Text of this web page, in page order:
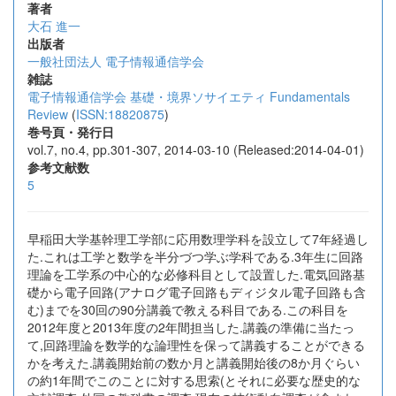
著者
大石 進一
出版者
一般社団法人 電子情報通信学会
雑誌
電子情報通信学会 基礎・境界ソサイエティ Fundamentals
Review (ISSN:18820875)
巻号頁・発行日
vol.7, no.4, pp.301-307, 2014-03-10 (Released:2014-04-01)
参考文献数
5
早稲田大学基幹理工学部に応用数理学科を設立して7年経過し
た.これは工学と数学を半分づつ学ぶ学科である.3年生に回路
理論を工学系の中心的な必修科目として設置した.電気回路基
礎から電子回路(アナログ電子回路もディジタル電子回路も含
む)までを30回の90分講義で教える科目である.この科目を
2012年度と2013年度の2年間担当した.講義の準備に当たっ
て,回路理論を数学的な論理性を保って講義することができる
かを考えた.講義開始前の数か月と講義開始後の8か月ぐらい
の約1年間でこのことに対する思索(とそれに必要な歴史的な